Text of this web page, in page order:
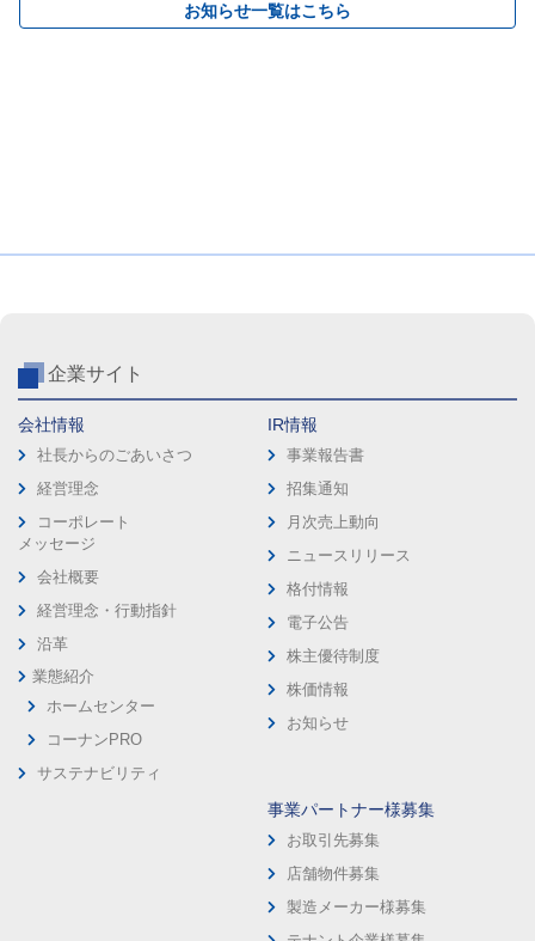
お知らせ一覧はこちら
企業サイト
会社情報
社長からのごあいさつ
経営理念
コーポレート
メッセージ
会社概要
経営理念・行動指針
沿革
業態紹介
ホームセンター
コーナンPRO
サステナビリティ
IR情報
事業報告書
招集通知
月次売上動向
ニュースリリース
格付情報
電子公告
株主優待制度
株価情報
お知らせ
事業パートナー様募集
お取引先募集
店舗物件募集
製造メーカー様募集